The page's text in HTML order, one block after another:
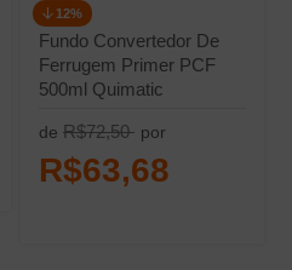
Fundo Convertedor De
Ferrugem Primer PCF
500ml Quimatic
de R$72,50
12%
por
R$63,68